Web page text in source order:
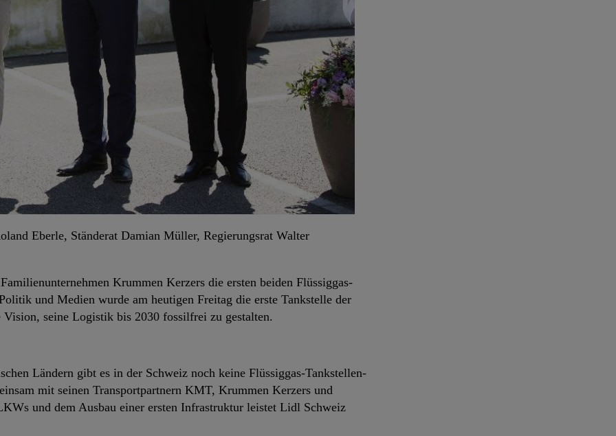
Eberle, Ständerat Damian Müller, Regierungsrat Walter
Krummen Kerzers die ersten beiden Flüssiggas-
und Medien wurde am heutigen Freitag die erste Tankstelle der
seine Logistik bis 2030 fossilfrei zu gestalten.
Ländern gibt es in der Schweiz noch keine Flüssiggas-Tankstellen-
mit seinen Transportpartnern KMT, Krummen Kerzers und
und dem Ausbau einer ersten Infrastruktur leistet Lidl Schweiz